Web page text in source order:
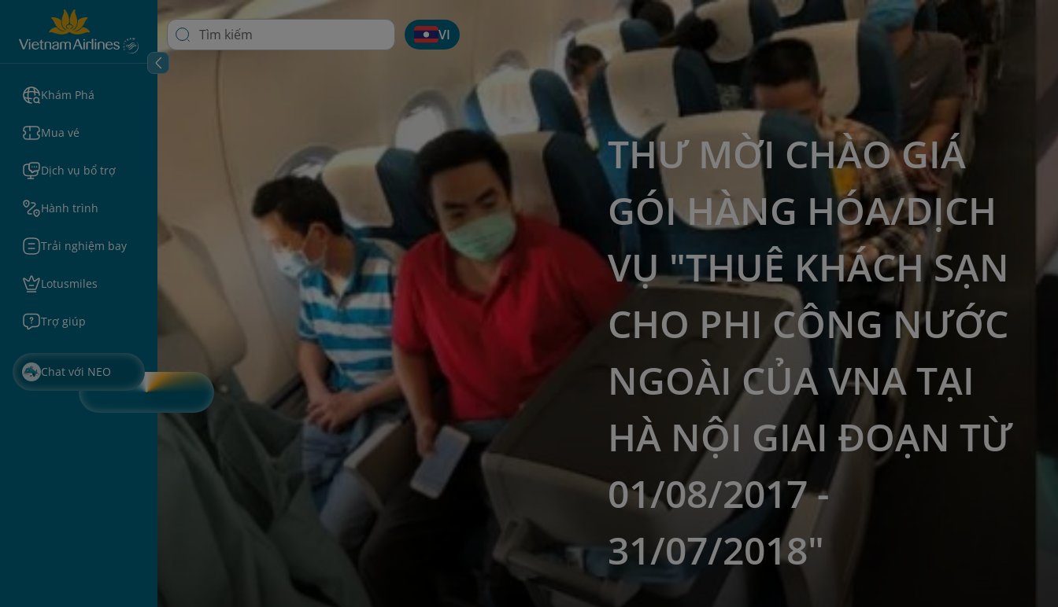
Khám Phá
Mua vé
Dịch vụ bổ trợ
Hành trình
Trải nghiệm bay
Lotusmiles
Trợ giúp
Chat với NEO
VI
THƯ MỜI CHÀO GIÁ
GÓI HÀNG HÓA/DỊCH
VỤ "THUÊ KHÁCH SẠN
CHO PHI CÔNG NƯỚC
NGOÀI CỦA VNA TẠI
HÀ NỘI GIAI ĐOẠN TỪ
01/08/2017 -
31/07/2018"